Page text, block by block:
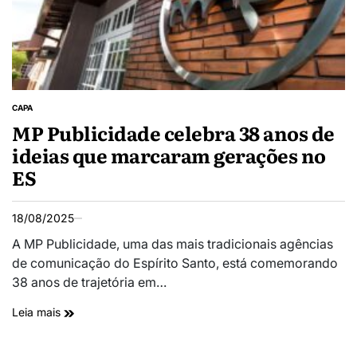
CAPA
MP Publicidade celebra 38 anos de
ideias que marcaram gerações no
ES
18/08/2025
A MP Publicidade, uma das mais tradicionais agências
de comunicação do Espírito Santo, está comemorando
38 anos de trajetória em…
Leia mais